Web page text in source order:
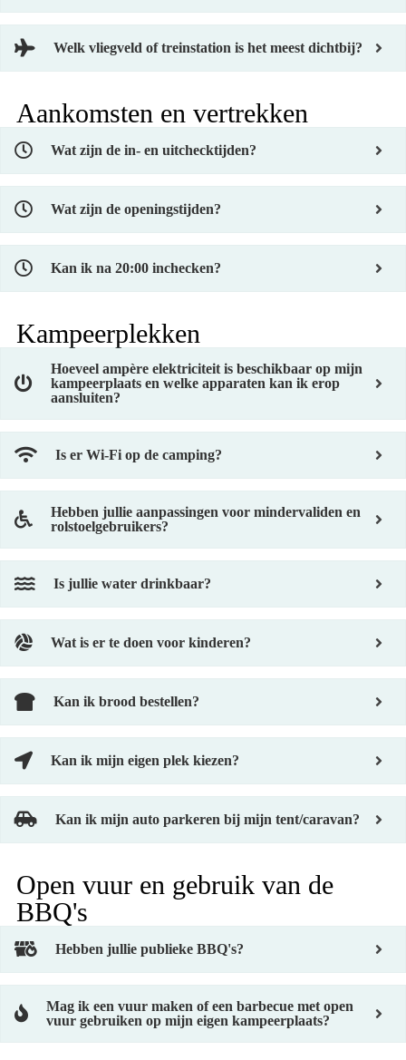
Welk vliegveld of treinstation is het meest dichtbij?
Aankomsten en vertrekken
Wat zijn de in- en uitchecktijden?
Wat zijn de openingstijden?
Kan ik na 20:00 inchecken?
Kampeerplekken
Hoeveel ampère elektriciteit is beschikbaar op mijn
kampeerplaats en welke apparaten kan ik erop
aansluiten?
Is er Wi-Fi op de camping?
Hebben jullie aanpassingen voor mindervaliden en
rolstoelgebruikers?
Is jullie water drinkbaar?
Wat is er te doen voor kinderen?
Kan ik brood bestellen?
Kan ik mijn eigen plek kiezen?
Kan ik mijn auto parkeren bij mijn tent/caravan?
Open vuur en gebruik van de
BBQ's
Hebben jullie publieke BBQ's?
Mag ik een vuur maken of een barbecue met open
vuur gebruiken op mijn eigen kampeerplaats?